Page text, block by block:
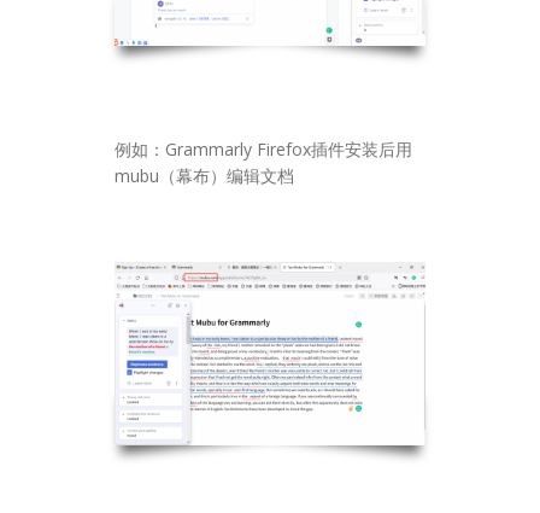
例如：Grammarly Firefox插件安装后用
mubu（幕布）编辑文档